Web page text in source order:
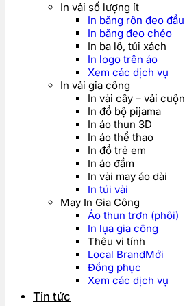
In vải số lượng ít
In băng rôn đeo đầu
In băng đeo chéo
In ba lô, túi xách
In logo trên áo
Xem các dịch vụ
In vải gia công
In vải cây – vải cuộn
In đồ bộ pijama
In áo thun 3D
In áo thể thao
In đồ trẻ em
In áo đầm
In vải may áo dài
In túi vải
May In Gia Công
Áo thun trơn (phôi)
In lụa gia công
Thêu vi tính
Local Brand
Đồng phục
Xem các dịch vụ
Tin tức